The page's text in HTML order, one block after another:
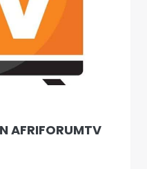
AFRIFORUMTV